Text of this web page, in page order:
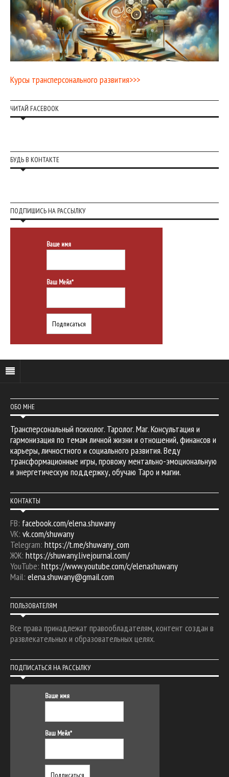
Курсы трансперсонального развития>>>
ЧИТАЙ FACEBOOK
БУДЬ В КОНТАКТЕ
ПОДПИШИСЬ НА РАССЫЛКУ
Ваше имя
Ваш Мейл*
ОБО МНЕ
Трансперсональный психолог. Таролог. Маг. Консультация и
гармонизация по темам личной жизни и отношений, финансов и
карьеры, личностного и социального развития. Веду
трансформационные игры, провожу ментально-эмоциональную
и энергетическую поддержку, обучаю Таро и магии.
КОНТАКТЫ
FB: facebook.com/elena.shuwany
VK: vk.com/shuwany
Telegram: https://t.me/shuwany_com
ЖЖ: https://shuwany.livejournal.com/
YouTube: https://www.youtube.com/c/elenashuwany
Mail: elena.shuwany@gmail.com
ПОЛЬЗОВАТЕЛЯМ
Все права принадлежат правообладателям, контент создан в
развлекательных и образовательных целях.
ПОДПИСАТЬСЯ НА РАССЫЛКУ
Ваше имя
Ваш Мейл*